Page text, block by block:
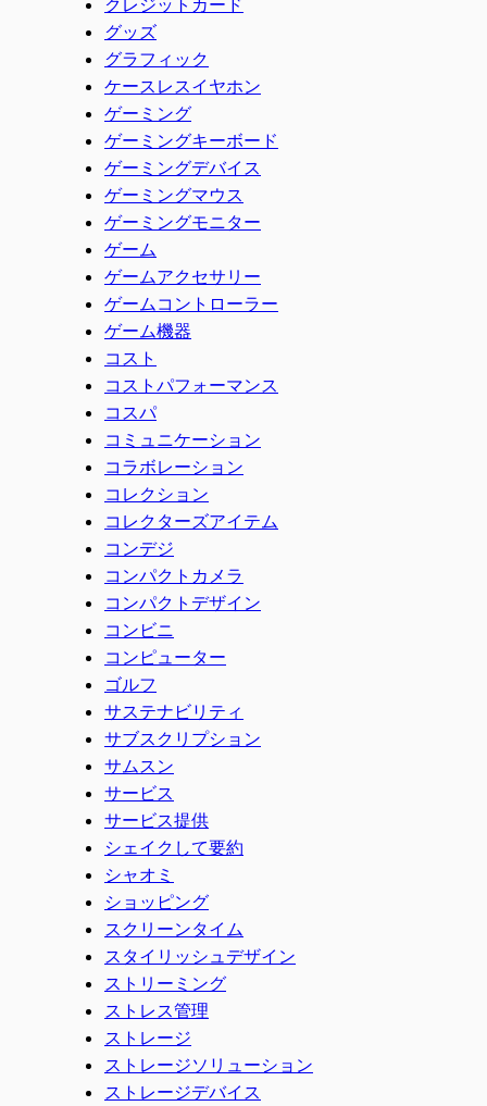
グッズ
グラフィック
ケースレスイヤホン
ゲーミング
ゲーミングキーボード
ゲーミングデバイス
ゲーミングマウス
ゲーミングモニター
ゲーム
ゲームアクセサリー
ゲームコントローラー
ゲーム機器
コスト
コストパフォーマンス
コスパ
コミュニケーション
コラボレーション
コレクション
コレクターズアイテム
コンデジ
コンパクトカメラ
コンパクトデザイン
コンビニ
コンピューター
ゴルフ
サステナビリティ
サブスクリプション
サムスン
サービス
サービス提供
シェイクして要約
シャオミ
ショッピング
スクリーンタイム
スタイリッシュデザイン
ストリーミング
ストレス管理
ストレージ
ストレージソリューション
ストレージデバイス